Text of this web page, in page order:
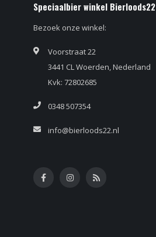
Speciaalbier winkel Bierloods22
Bezoek onze winkel:
Voorstraat 22
3441 CL Woerden, Nederland
Kvk: 72802685
0348 507354
info@bierloods22.nl